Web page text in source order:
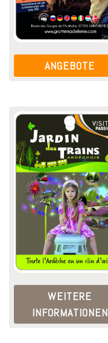
ANGEBOTE
WEITERE
INFORMATIONEN